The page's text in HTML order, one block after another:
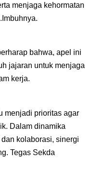
menjaga kehormatan
bahwa, apel ini
jajaran untuk menjaga
kerja.
menjadi prioritas agar
Dalam dinamika
kolaborasi, sinergi
Tegas Sekda